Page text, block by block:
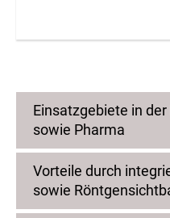
Sicherheitsbestimmungen
Pharmaindustrie.
Einsatzgebiete in
sowie Pharma
Vorteile durch
sowie